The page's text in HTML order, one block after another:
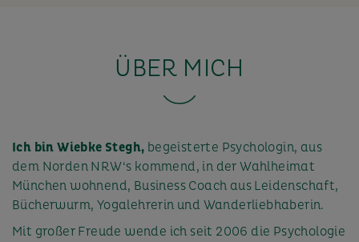
ÜBER MICH
Ich bin Wiebke Stegh, begeisterte Psychologin, aus
dem Norden NRW‘s kommend, in der Wahlheimat
München wohnend, Business Coach aus Leidenschaft,
Bücherwurm, Yogalehrerin und Wanderliebhaberin.
Mit großer Freude wende ich seit 2006 die Psychologie